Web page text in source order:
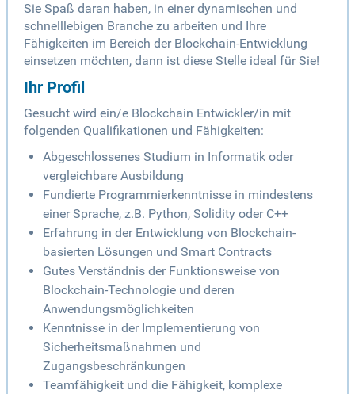
Sie Spaß daran haben, in einer dynamischen und
schnelllebigen Branche zu arbeiten und Ihre
Fähigkeiten im Bereich der Blockchain-Entwicklung
einsetzen möchten, dann ist diese Stelle ideal für Sie!
Ihr Profil
Gesucht wird ein/e Blockchain Entwickler/in mit
folgenden Qualifikationen und Fähigkeiten:
Abgeschlossenes Studium in Informatik oder
vergleichbare Ausbildung
Fundierte Programmierkenntnisse in mindestens
einer Sprache, z.B. Python, Solidity oder C++
Erfahrung in der Entwicklung von Blockchain-
basierten Lösungen und Smart Contracts
Gutes Verständnis der Funktionsweise von
Blockchain-Technologie und deren
Anwendungsmöglichkeiten
Kenntnisse in der Implementierung von
Sicherheitsmaßnahmen und
Zugangsbeschränkungen
Teamfähigkeit und die Fähigkeit, komplexe